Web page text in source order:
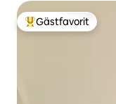
Populär gästfavorit
Gästfavorit